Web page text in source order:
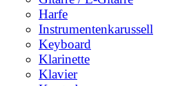
Harfe
Instrumentenkarussell
Keyboard
Klarinette
Klavier